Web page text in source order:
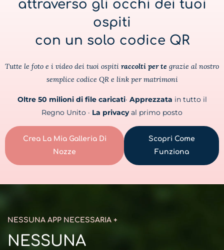
attraverso gli occhi dei tuoi
ospiti
con un solo codice QR
Tutte le foto e i video dei tuoi ospiti raccolti per te grazie al nostro
semplice codice QR e link per matrimoni
Oltre 50 milioni di file caricati· Apprezzata in tutto il
Regno Unito · La privacyal primo posto
Crea La Mia Galleria Di
Nozze
Scopri Come
Funziona
NESSUNA APP NECESSARIA +
NESSUNA